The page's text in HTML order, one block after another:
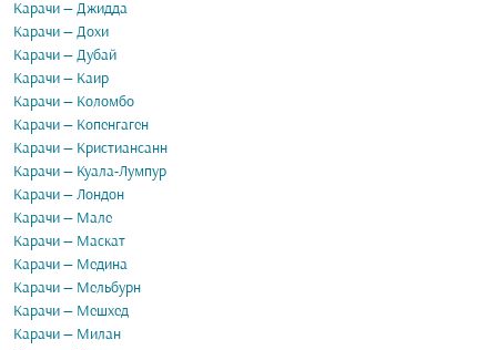
Карачи — Джидда
Карачи — Дохи
Карачи — Дубай
Карачи — Каир
Карачи — Коломбо
Карачи — Копенгаген
Карачи — Кристиансанн
Карачи — Куала-Лумпур
Карачи — Лондон
Карачи — Мале
Карачи — Маскат
Карачи — Медина
Карачи — Мельбурн
Карачи — Мешхед
Карачи — Милан